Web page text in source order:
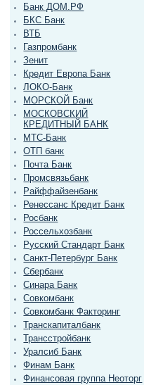
Банк ДОМ.РФ
БКС Банк
ВТБ
Газпромбанк
Зенит
Кредит Европа Банк
ЛОКО-Банк
МОРСКОЙ Банк
МОСКОВСКИЙ
КРЕДИТНЫЙ БАНК
МТС-Банк
ОТП банк
Почта Банк
Промсвязьбанк
Райффайзенбанк
Ренессанс Кредит Банк
Росбанк
Россельхозбанк
Русский Стандарт Банк
Санкт-Петербург Банк
Сбербанк
Синара Банк
Совкомбанк
Совкомбанк Факторинг
Транскапиталбанк
Трансстройбанк
Уралсиб Банк
Финам Банк
Финансовая группа Неоторг